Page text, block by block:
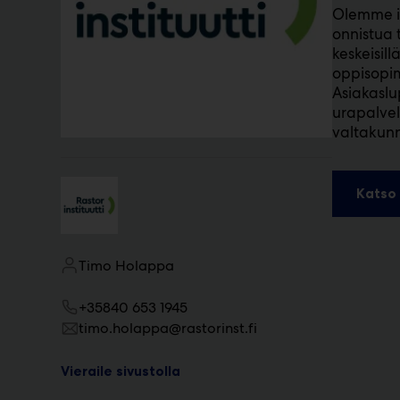
Timo Holappa
+35840 653 1945
timo.holappa@rastorinst.fi
Vieraile sivustolla
m
ä
:
Olemme
onnistua